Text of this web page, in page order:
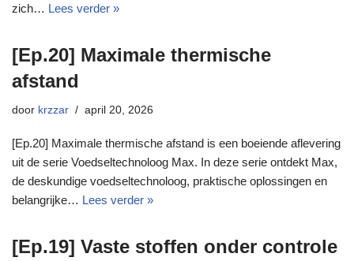
zich… Lees verder »
[Ep.20] Maximale thermische
afstand
door krzzar april 20, 2026
[Ep.20] Maximale thermische afstand is een boeiende aflevering
uit de serie Voedseltechnoloog Max. In deze serie ontdekt Max,
de deskundige voedseltechnoloog, praktische oplossingen en
belangrijke… Lees verder »
[Ep.19] Vaste stoffen onder controle